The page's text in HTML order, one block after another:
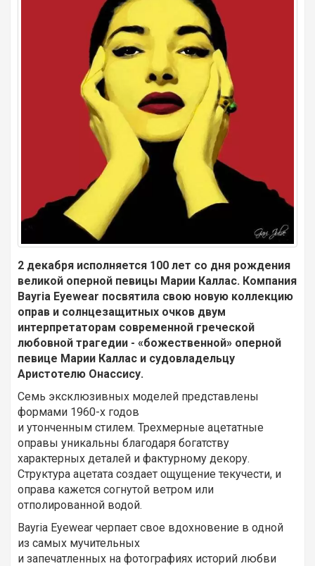
2 декабря исполняется 100 лет со дня рождения
великой оперной певицы Марии Каллас. Компания
Bayria Eyewear посвятила свою новую коллекцию
оправ и солнцезащитных очков двум
интерпретаторам современной греческой
любовной трагедии - «божественной» оперной
певице Марии Каллас и судовладельцу
Аристотелю Онассису.
Семь эксклюзивных моделей представлены
формами 1960-х годов
и утонченным стилем. Трехмерные ацетатные
оправы уникальны благодаря богатству
характерных деталей и фактурному декору.
Структура ацетата создает ощущение текучести, и
оправа кажется согнутой ветром или
отполированной водой.
Bayria Eyewear черпает свое вдохновение в одной
из самых мучительных
и запечатленных на фотографиях историй любви